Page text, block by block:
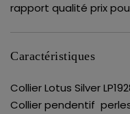
rapport qualité prix
Caractéristiques
Collier Lotus Silver
Collier pendentif